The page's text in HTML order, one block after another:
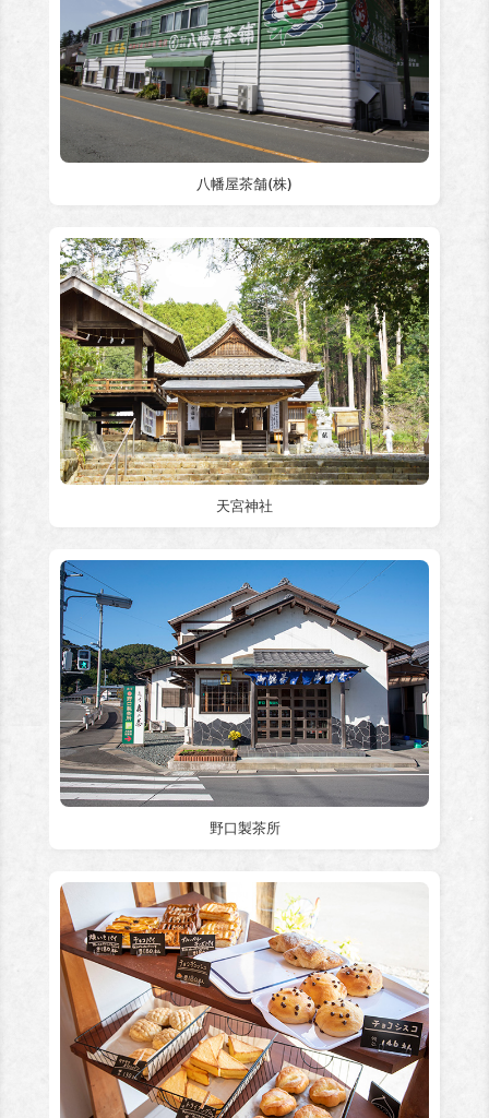
八幡屋茶舗(株)
天宮神社
野口製茶所